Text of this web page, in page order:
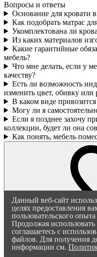
Вопросы и ответы
Основание для кровати
Как подобрать матрас
Укомплектована ли
Из каких материалов
Какие гарантийные
мебель?
Что мне делать, если у
качеству?
Есть ли возможность
изменить цвет, обивку или
В каком виде
Могу ли я
Если я позднее захочу
коллекции, будет ли она
Как понять, мебель
Данный веб-сайт
целях предоставления
пользовательского
Продолжая
соглашаетесь с
файлов. Для получения
информации см.